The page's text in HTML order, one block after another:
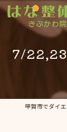
7/